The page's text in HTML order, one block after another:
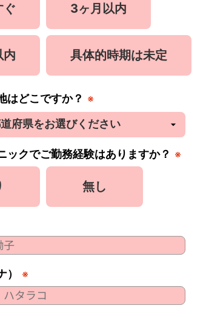
ぐ 3ヶ月以内
内 具体的時期は未定
はどこですか？ ※
ックでご勤務経験はありますか？ ※
無し
） ※